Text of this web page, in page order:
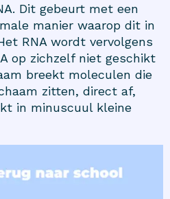
Dit gebeurt met een
manier waarop dit in
RNA wordt vervolgens
op zichzelf niet geschikt
breekt moleculen die
zitten, direct af,
in minuscuul kleine